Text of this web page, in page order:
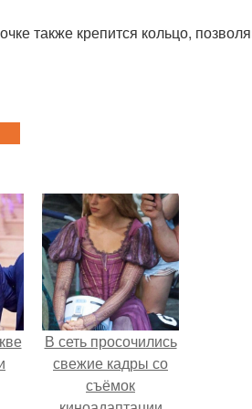
также крепится кольцо,
В сеть просочились
свежие кадры со
съёмок